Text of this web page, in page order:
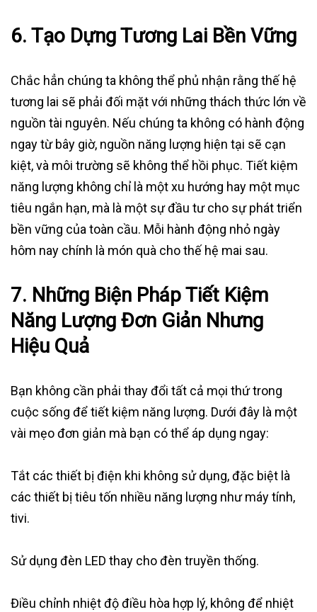
6. Tạo Dựng Tương Lai Bền Vững
Chắc hẳn chúng ta không thể phủ nhận rằng thế hệ
tương lai sẽ phải đối mặt với những thách thức lớn về
nguồn tài nguyên. Nếu chúng ta không có hành động
ngay từ bây giờ, nguồn năng lượng hiện tại sẽ cạn
kiệt, và môi trường sẽ không thể hồi phục. Tiết kiệm
năng lượng không chỉ là một xu hướng hay một mục
tiêu ngắn hạn, mà là một sự đầu tư cho sự phát triển
bền vững của toàn cầu. Mỗi hành động nhỏ ngày
hôm nay chính là món quà cho thế hệ mai sau.
7. Những Biện Pháp Tiết Kiệm
Năng Lượng Đơn Giản Nhưng
Hiệu Quả
Bạn không cần phải thay đổi tất cả mọi thứ trong
cuộc sống để tiết kiệm năng lượng. Dưới đây là một
vài mẹo đơn giản mà bạn có thể áp dụng ngay:
Tắt các thiết bị điện khi không sử dụng, đặc biệt là
các thiết bị tiêu tốn nhiều năng lượng như máy tính,
tivi.
Sử dụng đèn LED thay cho đèn truyền thống.
Điều chỉnh nhiệt độ điều hòa hợp lý, không để nhiệt